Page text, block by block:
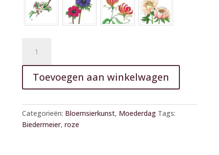
op
schaal
aantal
Toevoegen aan winkelwagen
e
Categorieën: Bloemsierkunst, Moederdag Tags:
Biedermeier, roze